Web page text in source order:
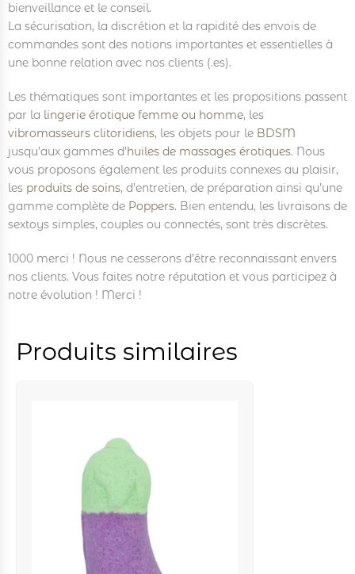
bienveillance et le conseil.
La sécurisation, la discrétion et la rapidité des envois de
commandes sont des notions importantes et essentielles à
une bonne relation avec nos clients (.es).
Les thématiques sont importantes et les propositions passent
par la lingerie érotique femme ou homme, les
vibromasseurs clitoridiens, les objets pour le BDSM
jusqu’aux gammes d’huiles de massages érotiques. Nous
vous proposons également les produits connexes au plaisir,
les produits de soins, d’entretien, de préparation ainsi qu’une
gamme complète de Poppers. Bien entendu, les livraisons de
sextoys simples, couples ou connectés, sont très discrètes.
1000 merci ! Nous ne cesserons d’être reconnaissant envers
nos clients. Vous faites notre réputation et vous participez à
notre évolution ! Merci !
Produits similaires